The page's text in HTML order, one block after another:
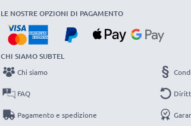
LE NOSTRE OPZIONI DI PAGAMENTO
CHI SIAMO SUBTEL
Chi siamo
FAQ
Pagamento e spedizione